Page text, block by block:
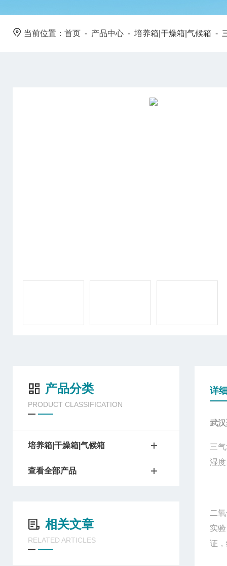
当前位置： 首页 - 产品中心 - 培养箱|干燥箱|气候箱 -
产品分类
PRODUCT CLASSIFICATION
培养箱|干燥箱|气候箱
查看全部产品
相关文章
RELATED ARTICLES
详
武
三
湿
二
实
证